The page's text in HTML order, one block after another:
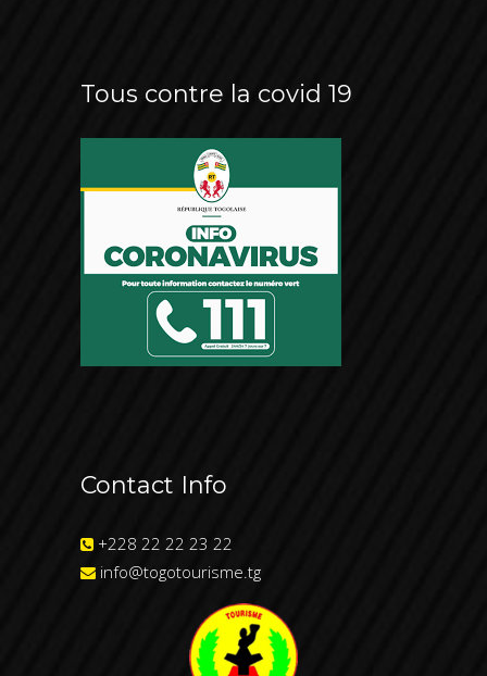
Tous contre la covid 19
Contact Info
+228 22 22 23 22
info@togotourisme.tg